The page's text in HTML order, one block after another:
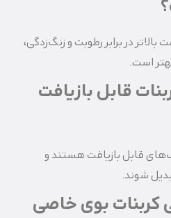
بالاتر در برابر رطوبت و زنگ‌زدگی،
است.
قابل بازیافت
قابل بازیافت هستند و
شوند.
کربنات بوی خاصی